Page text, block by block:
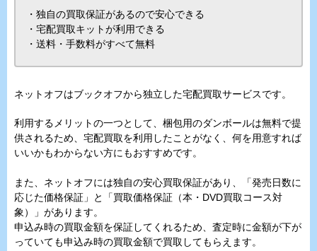
・独自の買取保証があるので安心できる
・宅配買取キットが利用できる
・送料・手数料がすべて無料
ネットオフはブックオフから独立した宅配買取サービスです。
利用するメリットの一つとして、梱包用のダンボールは無料で提
供されるため、宅配買取を利用したことがなく、何を用意すれば
いいかもわからない方にもおすすめです。
また、ネットオフには独自の安心買取保証があり、「発売日数に
応じた価格保証」と「買取価格保証（本・DVD買取コース対
象）」があります。
申込み時の買取金額を保証してくれるため、査定時に金額が下が
っていても申込み時の買取金額で買取してもらえます。